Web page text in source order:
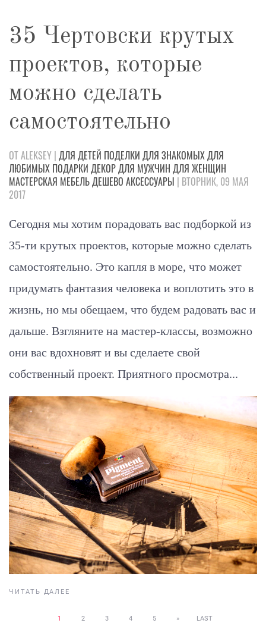
35 Чертовски крутых
проектов, которые
можно сделать
cамостоятельно
ОТ ALEKSEY | ДЛЯ ДЕТЕЙ ПОДЕЛКИ ДЛЯ ЗНАКОМЫХДЛЯ
ЛЮБИМЫХ ПОДАРКИ ДЕКОРДЛЯ МУЖЧИН ДЛЯ ЖЕНЩИН
МАСТЕРСКАЯ МЕБЕЛЬДЕШЕВО АКСЕССУАРЫ | ВТОРНИК, 09 МАЯ
2017
Сегодня мы хотим порадовать вас подборкой из
35-ти крутых проектов, которые можно сделать
самостоятельно. Это капля в море, что может
придумать фантазия человека и воплотить это в
жизнь, но мы обещаем, что будем радовать вас и
дальше. Взгляните на мастер-классы, возможно
они вас вдохновят и вы сделаете свой
собственный проект. Приятного просмотра...
ЧИТАТЬ ДАЛЕЕ
1 2 3 4 5 » LAST